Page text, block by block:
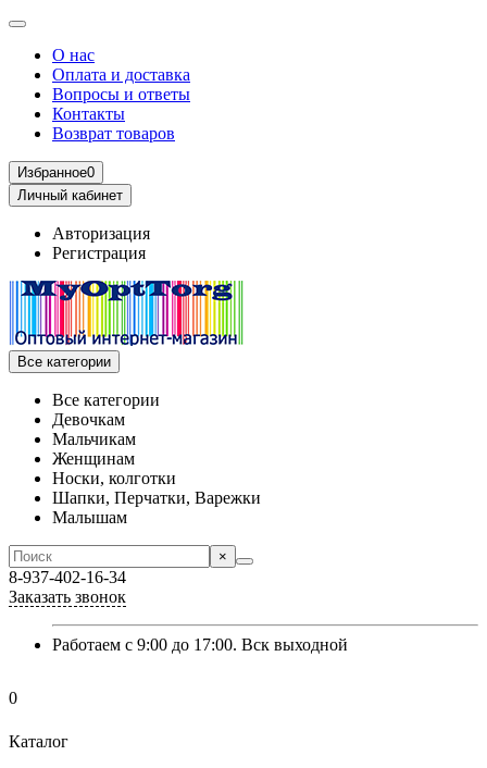
О нас
Оплата и доставка
Вопросы и ответы
Контакты
Возврат товаров
Избранное0
Личный кабинет
Авторизация
Регистрация
Все категории
Все категории
Девочкам
Мальчикам
Женщинам
Носки, колготки
Шапки, Перчатки, Варежки
Малышам
×
8-937-402-16-34
Заказать звонок
Работаем с 9:00 до 17:00. Вск выходной
0
Каталог